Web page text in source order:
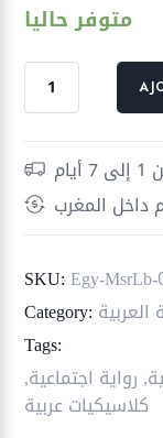
متوفر حاليا
quantité
أحمد
داخل المغرب
SKU: Egy-
Category: العربية
Tags:
,رواية اجتماعية,
كلاسيكيات عربية